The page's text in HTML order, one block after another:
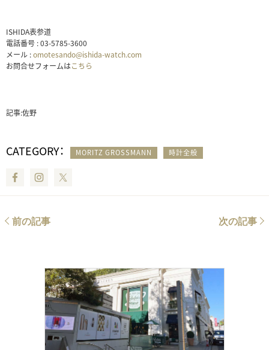
ISHIDA表参道
電話番号 : 03-5785-3600
メール :omotesando@ishida-watch.com
お問合せフォームはこちら
記事:佐野
CATEGORY： MORITZ GROSSMANN 時計全般
FacebookInstagram
前の記事 次の記事